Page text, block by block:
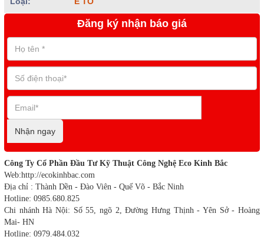
Đăng ký nhận báo giá
Nhận ngay
Công Ty Cổ Phần Đầu Tư Kỹ Thuật Công Nghệ Eco Kinh Bắc
Web:http://ecokinhbac.com
Địa chỉ : Thành Dền - Đào Viên - Quế Võ - Bắc Ninh
Hotline: 0985.680.825
Chi nhánh Hà Nội: Số 55, ngõ 2, Đường Hưng Thịnh - Yên Sở - Hoàng
Mai- HN
Hotline: 0979.484.032